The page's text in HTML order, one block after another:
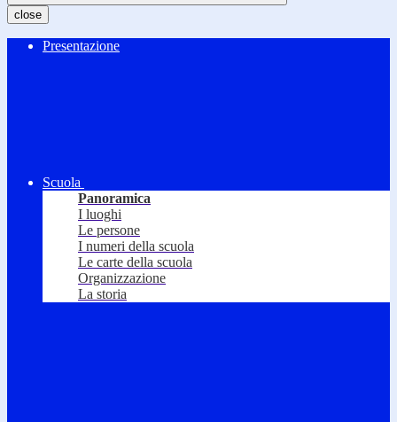
close
Presentazione
Scuola
Panoramica
I luoghi
Le persone
I numeri della scuola
Le carte della scuola
Organizzazione
La storia